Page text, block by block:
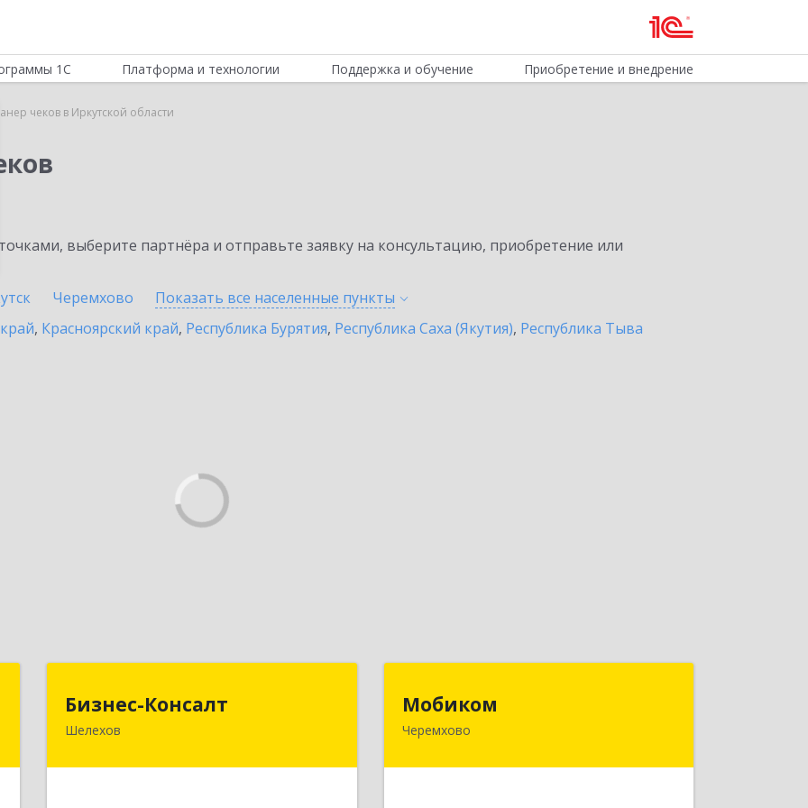
1С Платформа и технологии Поддержка и обучение Приобретение и внедрение
чеков в Иркутской области
выберите партнёра и отправьте заявку на консультацию, приобретение или
Черемхово Показать все населенные пункты
, Красноярский край, Республика Бурятия, Республика Саха (Якутия), Республика Тыва
Бизнес-Консалт
Шелехов666034, Иркутская обл, Шелехов г,
Мобиком
Черемхово